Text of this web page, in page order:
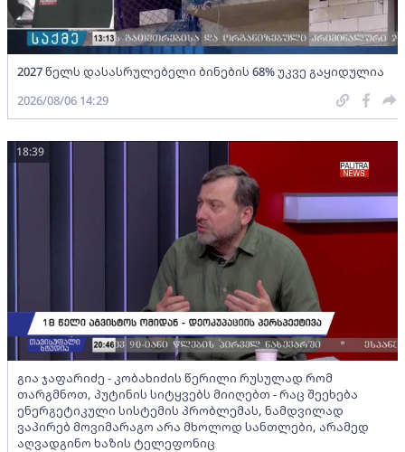
2027 წელს დასასრულებელი ბინების 68% უკვე გაყიდულია
2026/08/06 14:29
გია ჯაფარიძე - კობახიძის წერილი რუსულად რომ
თარგმნოთ, პუტინის სიტყვებს მიიღებთ - რაც შეეხება
ენერგეტიკული სისტემის პრობლემას, ნამდვილად
ვაპირებ მოვიმარაგო არა მხოლოდ სანთლები, არამედ
აღვადგინო ხაზის ტელეფონიც
18:39